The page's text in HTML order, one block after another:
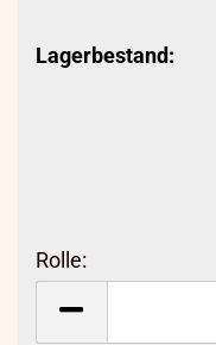
Lagerbestand:
Rolle: